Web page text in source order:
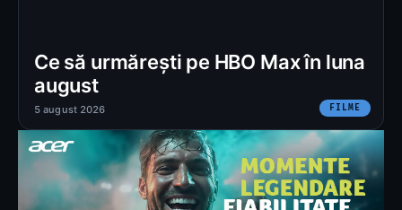
Ce să urmărești pe HBO Max în luna
august
FILME
5 august 2026